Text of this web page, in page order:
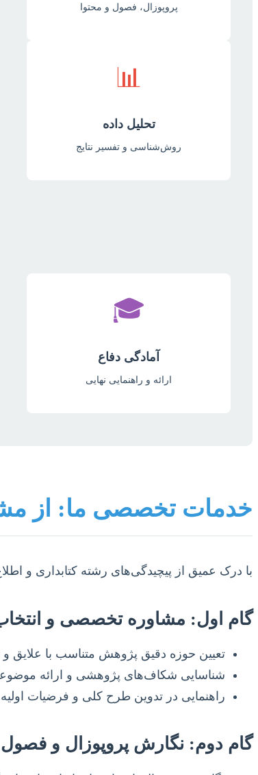
پروپوزال، فصول و محتوا
📊
تحلیل داده
روش‌شناسی و تفسیر نتایج
🎓
آمادگی دفاع
ارائه و راهنمایی نهایی
خدمات تخصصی ما: از
با درک عمیق از پیچیدگی‌های رشته کتابداری و
گام اول: مشاوره تخصصی و
تعیین حوزه دقیق پژوهش متناسب با
شناسایی شکاف‌های پژوهشی و ارائه
راهنمایی در تدوین طرح کلی و فرضیات
گام دوم: نگارش پروپوزال و فصول